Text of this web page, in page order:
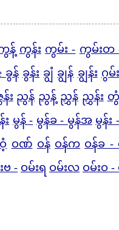
န့် ကွန်း ကွမ်း - ကွမ်းတ
ခွန် ခွန်း ချွံ ချွန် ချွန်း ဂွမ်း
န်း ညွန် ညွန့် ညွှန် ညွှန်း တွံ
မွန် - မွန်ခ - မွန်အ မွန်း -
ဝံ့ ဝဏ် ဝန် ဝန်က ဝန်ခ -
ဗ - ဝမ်းရ ဝမ်းလ ဝမ်းဝ